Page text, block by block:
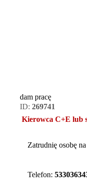
dam pracę
ID: 269741
Kierowca C+E lub
Zatrudnię osobę
Telefon: